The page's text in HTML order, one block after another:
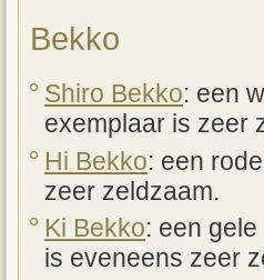
Bekko
Shiro Bekko: een
exemplaar is zeer
Hi Bekko: een
zeer zeldzaam.
Ki Bekko: een
is eveneens zeer